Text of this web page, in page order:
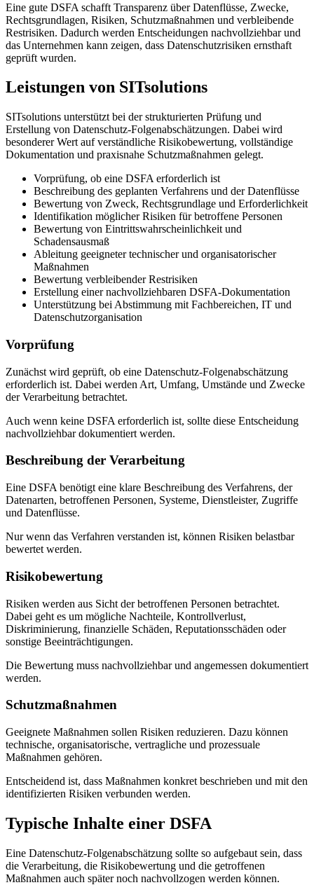
Eine gute DSFA schafft Transparenz über Datenflüsse, Zwecke,
Rechtsgrundlagen, Risiken, Schutzmaßnahmen und verbleibende
Restrisiken. Dadurch werden Entscheidungen nachvollziehbar und
das Unternehmen kann zeigen, dass Datenschutzrisiken ernsthaft
geprüft wurden.
Leistungen von SITsolutions
SITsolutions unterstützt bei der strukturierten Prüfung und
Erstellung von Datenschutz-Folgenabschätzungen. Dabei wird
besonderer Wert auf verständliche Risikobewertung, vollständige
Dokumentation und praxisnahe Schutzmaßnahmen gelegt.
Vorprüfung, ob eine DSFA erforderlich ist
Beschreibung des geplanten Verfahrens und der Datenflüsse
Bewertung von Zweck, Rechtsgrundlage und Erforderlichkeit
Identifikation möglicher Risiken für betroffene Personen
Bewertung von Eintrittswahrscheinlichkeit und
Schadensausmaß
Ableitung geeigneter technischer und organisatorischer
Maßnahmen
Bewertung verbleibender Restrisiken
Erstellung einer nachvollziehbaren DSFA-Dokumentation
Unterstützung bei Abstimmung mit Fachbereichen, IT und
Datenschutzorganisation
Vorprüfung
Zunächst wird geprüft, ob eine Datenschutz-Folgenabschätzung
erforderlich ist. Dabei werden Art, Umfang, Umstände und Zwecke
der Verarbeitung betrachtet.
Auch wenn keine DSFA erforderlich ist, sollte diese Entscheidung
nachvollziehbar dokumentiert werden.
Beschreibung der Verarbeitung
Eine DSFA benötigt eine klare Beschreibung des Verfahrens, der
Datenarten, betroffenen Personen, Systeme, Dienstleister, Zugriffe
und Datenflüsse.
Nur wenn das Verfahren verstanden ist, können Risiken belastbar
bewertet werden.
Risikobewertung
Risiken werden aus Sicht der betroffenen Personen betrachtet.
Dabei geht es um mögliche Nachteile, Kontrollverlust,
Diskriminierung, finanzielle Schäden, Reputationsschäden oder
sonstige Beeinträchtigungen.
Die Bewertung muss nachvollziehbar und angemessen dokumentiert
werden.
Schutzmaßnahmen
Geeignete Maßnahmen sollen Risiken reduzieren. Dazu können
technische, organisatorische, vertragliche und prozessuale
Maßnahmen gehören.
Entscheidend ist, dass Maßnahmen konkret beschrieben und mit den
identifizierten Risiken verbunden werden.
Typische Inhalte einer DSFA
Eine Datenschutz-Folgenabschätzung sollte so aufgebaut sein, dass
die Verarbeitung, die Risikobewertung und die getroffenen
Maßnahmen auch später noch nachvollzogen werden können.